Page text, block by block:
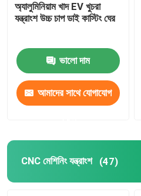
অ্যালুমিনিয়াম খাদ EV খুচরা
যন্ত্রাংশ উচ্চ চাপ ডাই কাস্টিং ঘের
ভালো দাম
আমাদের সাথে যোগাযোগ
CNC মেশিনিং যন্ত্রাংশ (47)